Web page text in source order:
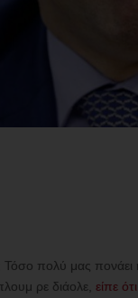
πολύ μας πονάει
ρε διάολε, είπε